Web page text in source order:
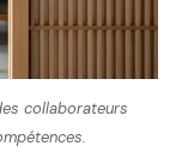
collaborateurs